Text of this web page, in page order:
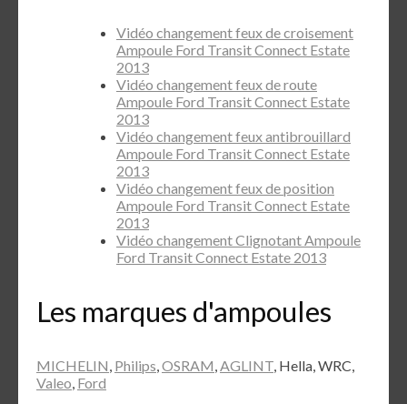
Vidéo changement feux de croisement
Ampoule Ford Transit Connect Estate
2013
Vidéo changement feux de route
Ampoule Ford Transit Connect Estate
2013
Vidéo changement feux antibrouillard
Ampoule Ford Transit Connect Estate
2013
Vidéo changement feux de position
Ampoule Ford Transit Connect Estate
2013
Vidéo changement Clignotant Ampoule
Ford Transit Connect Estate 2013
Les marques d'ampoules
MICHELIN, Philips,OSRAM,AGLINT, Hella, WRC,
Valeo, Ford